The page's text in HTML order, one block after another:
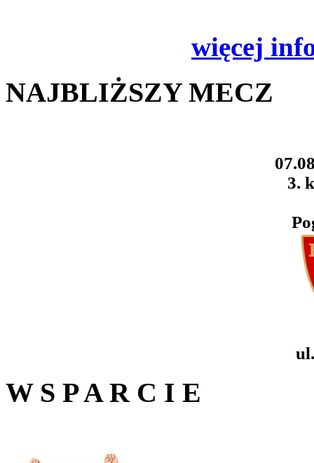
więcej
NAJBLIŻSZY MECZ
3.
W S P A R C I E